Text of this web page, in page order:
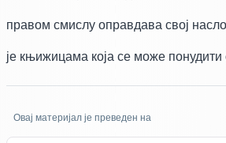
правом смислу оправдава свој
је књижицама која се може
Овај материјал је преведен на